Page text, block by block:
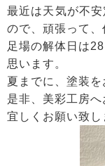
最近は天気が不
ので、頑張って、
足場の解体日は
思います。
夏までに、塗装を
是非、美彩工房へ
宜しくお願い致し